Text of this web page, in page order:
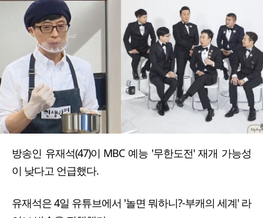
방송인 유재석(47)이 MBC 예능 '무한도전' 재개 가능성
이 낮다고 언급했다.
유재석은 4일 유튜브에서 '놀면 뭐하니?-부캐의 세계' 라